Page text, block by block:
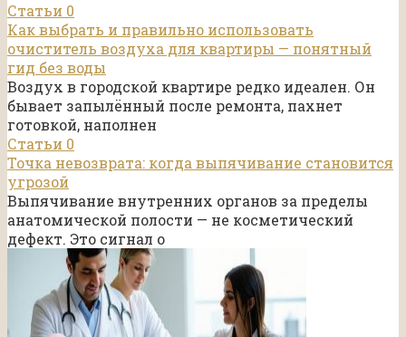
Статьи 0
Как выбрать и правильно использовать
очиститель воздуха для квартиры — понятный
гид без воды
Воздух в городской квартире редко идеален. Он
бывает запылённый после ремонта, пахнет
готовкой, наполнен
Статьи 0
Точка невозврата: когда выпячивание становится
угрозой
Выпячивание внутренних органов за пределы
анатомической полости — не косметический
дефект. Это сигнал о